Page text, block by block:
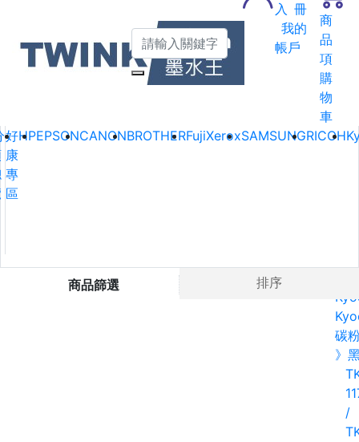
入 冊
我的
帳戶
商
品
項
購
物
車
好
康
專
區
HPEPSONCANONBROTHERFujiXeroxSAMSUNGRICOH
商品篩選 排序
碳
》
/